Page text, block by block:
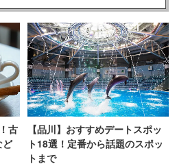
古
ど
【品川】おすすめデートスポッ
ト18選！定番から話題のスポッ
トまで